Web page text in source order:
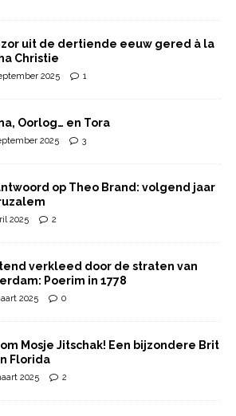
uit de dertiende eeuw gered à la
Christie
2025 1
Oorlog… en Tora
2025 3
op Theo Brand: volgend jaar
2025 2
verkleed door de straten van
Poerim in 1778
2025 0
Mosje Jitschak! Een bijzondere Brit
Florida
2025 2